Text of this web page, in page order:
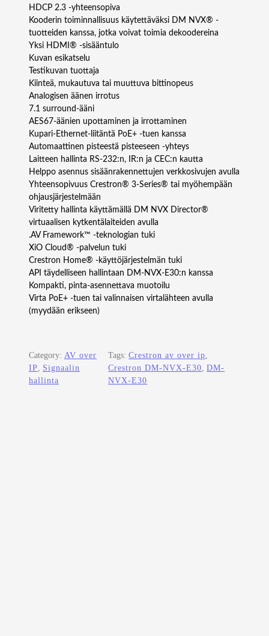
HDCP 2.3 -yhteensopiva
Kooderin toiminnallisuus käytettäväksi DM NVX® -
tuotteiden kanssa, jotka voivat toimia dekoodereina
Yksi HDMI® -sisääntulo
Kuvan esikatselu
Testikuvan tuottaja
Kiinteä, mukautuva tai muuttuva bittinopeus
Analogisen äänen irrotus
7.1 surround-ääni
AES67-äänien upottaminen ja irrottaminen
Kupari-Ethernet-liitäntä PoE+ -tuen kanssa
Automaattinen pisteestä pisteeseen -yhteys
Laitteen hallinta RS-232:n, IR:n ja CEC:n kautta
Helppo asennus sisäänrakennettujen verkkosivujen avulla
Yhteensopivuus Crestron® 3-Series® tai myöhempään
ohjausjärjestelmään
Viritetty hallinta käyttämällä DM NVX Director®
virtuaalisen kytkentälaiteiden avulla
.AV Framework™ -teknologian tuki
XiO Cloud® -palvelun tuki
Crestron Home® -käyttöjärjestelmän tuki
API täydelliseen hallintaan DM-NVX-E30:n kanssa
Kompakti, pinta-asennettava muotoilu
Virta PoE+ -tuen tai valinnaisen virtalähteen avulla
(myydään erikseen)
Category: AV over
IP, Signaalin
hallinta
Tags:Crestron av over ip
Crestron DM-NVX-E30, DM-
NVX-E30